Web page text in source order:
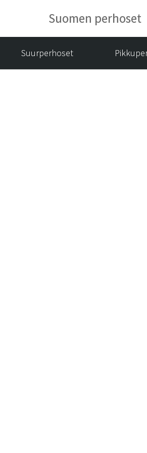
Suomen perhoset
Suurperhoset